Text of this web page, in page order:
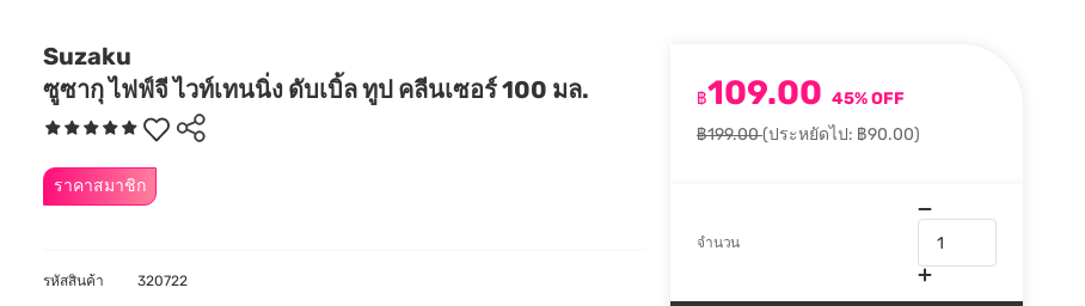
Suzaku
ซูซากุ ไฟฟ์จี ไวท์เทนนิ่ง ดับเบิ้ล ทูป คลีนเซอร์ 100 มล.
ราคาสมาชิก
฿109.00 45% OFF
฿199.00(ประหยัดไป: ฿90.00)
จำนวน
รหัสสินค้า 320722